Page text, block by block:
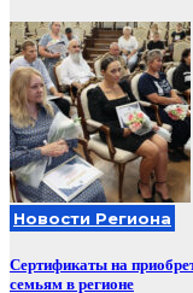
Новости Региона
Сертификаты на
семьям в регионе